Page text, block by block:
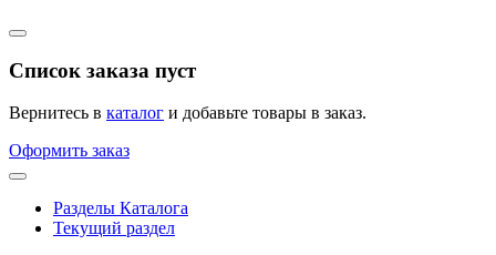
Список заказа пуст
Вернитесь в каталог и добавьте товары в заказ.
Оформить заказ
Разделы Каталога
Текущий раздел